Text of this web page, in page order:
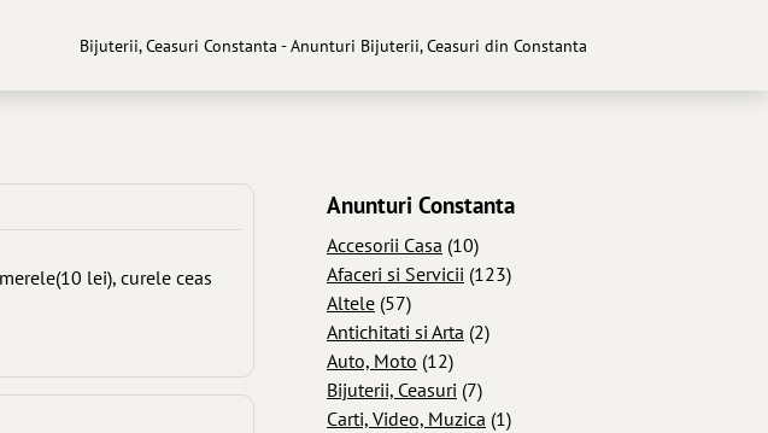
Bijuterii, Ceasuri Constanta - Anunturi Bijuterii, Ceasuri din Constanta
lei), curele ceas
Anunturi Constanta
Accesorii Casa (10)
Afaceri si Servicii (123)
Altele (57)
Antichitati si Arta (2)
Auto, Moto (12)
Bijuterii, Ceasuri (7)
Carti, Video, Muzica (1)